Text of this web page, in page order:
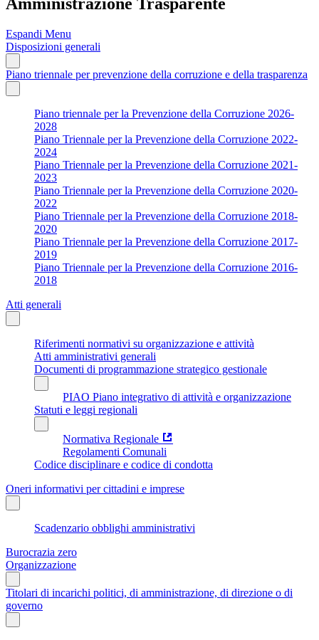
Espandi Menu
Disposizioni generali
Piano triennale per prevenzione della corruzione e della trasparenza
Piano triennale per la Prevenzione della Corruzione 2026-
2028
Piano Triennale per la Prevenzione della Corruzione 2022-
2024
Piano Triennale per la Prevenzione della Corruzione 2021-
2023
Piano Triennale per la Prevenzione della Corruzione 2020-
2022
Piano Triennale per la Prevenzione della Corruzione 2018-
2020
Piano Triennale per la Prevenzione della Corruzione 2017-
2019
Piano Triennale per la Prevenzione della Corruzione 2016-
2018
Atti generali
Riferimenti normativi su organizzazione e attività
Atti amministrativi generali
Documenti di programmazione strategico gestionale
PIAO Piano integrativo di attività e organizzazione
Statuti e leggi regionali
Normativa Regionale
Regolamenti Comunali
Codice disciplinare e codice di condotta
Oneri informativi per cittadini e imprese
Scadenzario obblighi amministrativi
Burocrazia zero
Organizzazione
Titolari di incarichi politici, di amministrazione, di direzione o di
governo